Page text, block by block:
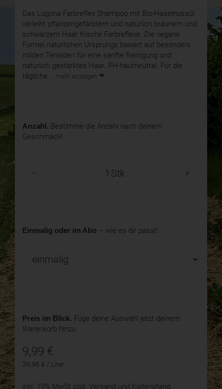
Das Logona Farbreflex Shampoo mit Bio-Haselnussöl
verleiht pflanzengefärbtem und natürlich braunem und
schwarzem Haar frische Farbreflexe. Die vegane
Formel natürlichen Ursprungs basiert auf besonders
milden Tensiden für eine sanfte Reinigung und
natürlich gestärktes Haar. PH-hautneutral. Für die
tägliche... mehr anzeigen
Anzahl. Bestimme die Anzahl nach deinem
Geschmack!
Stk
Einmalig oder im Abo – wie es dir passt!
Preis im Blick. Füge deine Auswahl jetzt deinem
Warenkorb hinzu.
9,99 €
39,96 € / Liter
inkl. 19% MwSt zzgl. Versand und Kistenpfand